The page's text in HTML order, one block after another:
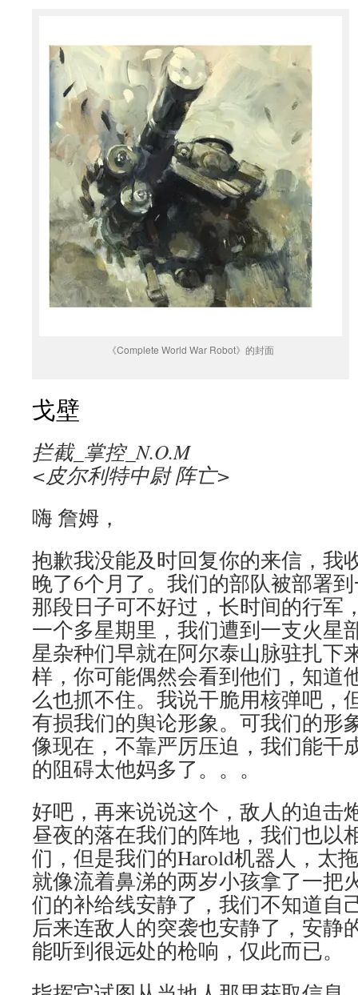
《Complete World War Robot》的封面
戈壁
拦截_掌控_N.O.M
<皮尔利特中尉 阵亡>
嗨 詹姆，
抱歉我没能及时回复你的来信，我
晚了6个月了。我们的部队被部署
那段日子可不好过，长时间的行军
一个多星期里，我们遭到一支火星
星杂种们早就在阿尔泰山脉驻扎下
样，你可能偶然会看到他们，知道
么也抓不住。我说干脆用核弹吧，
有损我们的舆论形象。可我们的形
像现在，不靠严厉压迫，我们能干
的阻碍太他妈多了。。。
好吧，再来说说这个，敌人的迫击
昼夜的落在我们的阵地，我们也以
们，但是我们的Harold机器人，太
就像流着鼻涕的两岁小孩拿了一把
们的补给线安静了，我们不知道自
后来连敌人的突袭也安静了，安静
能听到很远处的枪响，仅此而已。